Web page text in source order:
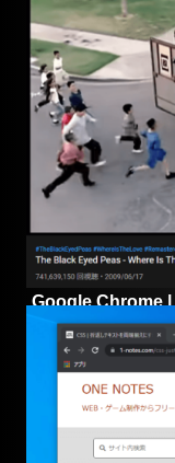
Google Chrome |
きる拡張機能「
の使い方